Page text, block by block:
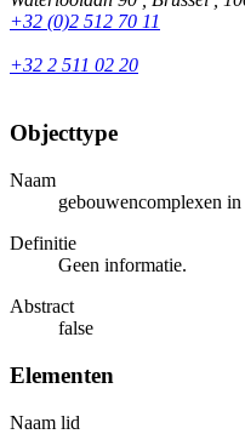
+32 (0)2 512 70 11
+32 2 511 02 20
Objecttype
Naam
gebouwencomplexen
Definitie
Geen informatie.
Abstract
false
Elementen
Naam lid